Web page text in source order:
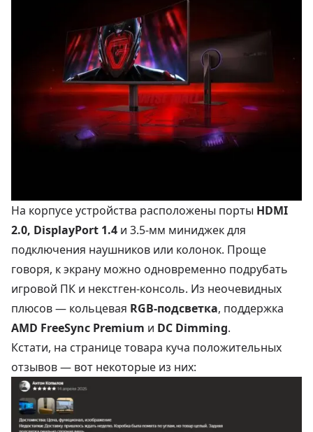
На корпусе устройства расположены порты HDMI
2.0, DisplayPort 1.4 и 3.5-мм миниджек для
подключения наушников или колонок. Проще
говоря, к экрану можно одновременно подрубать
игровой ПК и некстген-консоль. Из неочевидных
плюсов — кольцевая RGB-подсветка, поддержка
AMD FreeSync Premium и DC Dimming.
Кстати, на странице товара куча положительных
отзывов — вот некоторые из них: